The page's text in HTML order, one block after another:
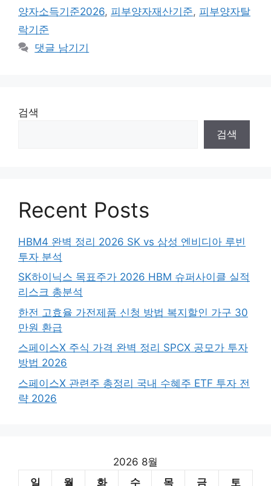
양자소득기준2026, 피부양자재산기준, 피부양자탈
락기준
댓글 남기기
검색
검색
Recent Posts
HBM4 완벽 정리 2026 SK vs 삼성 엔비디아 루빈
투자 분석
SK하이닉스 목표주가 2026 HBM 슈퍼사이클 실적
리스크 총분석
한전 고효율 가전제품 신청 방법 복지할인 가구 30
만원 환급
스페이스X 주식 가격 완벽 정리 SPCX 공모가 투자
방법 2026
스페이스X 관련주 총정리 국내 수혜주 ETF 투자 전
략 2026
2026 8월
일
월 화 수 목 금 토